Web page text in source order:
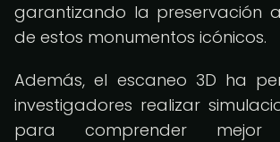
garantizando la preservación
de estos monumentos icónicos.
Además, el escaneo 3D ha
investigadores realizar
para comprender